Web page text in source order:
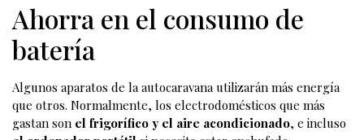
Ahorra en el consumo de
batería
Algunos aparatos de la autocaravana utilizarán más energía
que otros. Normalmente, los electrodomésticos que más
gastan son el frigorífico y el aire acondicionado, e incluso